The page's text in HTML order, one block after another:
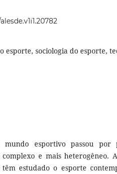
esporte, sociologia do esporte,
esportivo passou por
e mais heterogêneo.
estudado o esporte